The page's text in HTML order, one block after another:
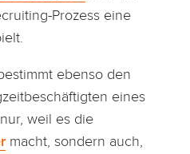
Prozess eine
ebenso den
eines
weil es die
macht, sondern auch,